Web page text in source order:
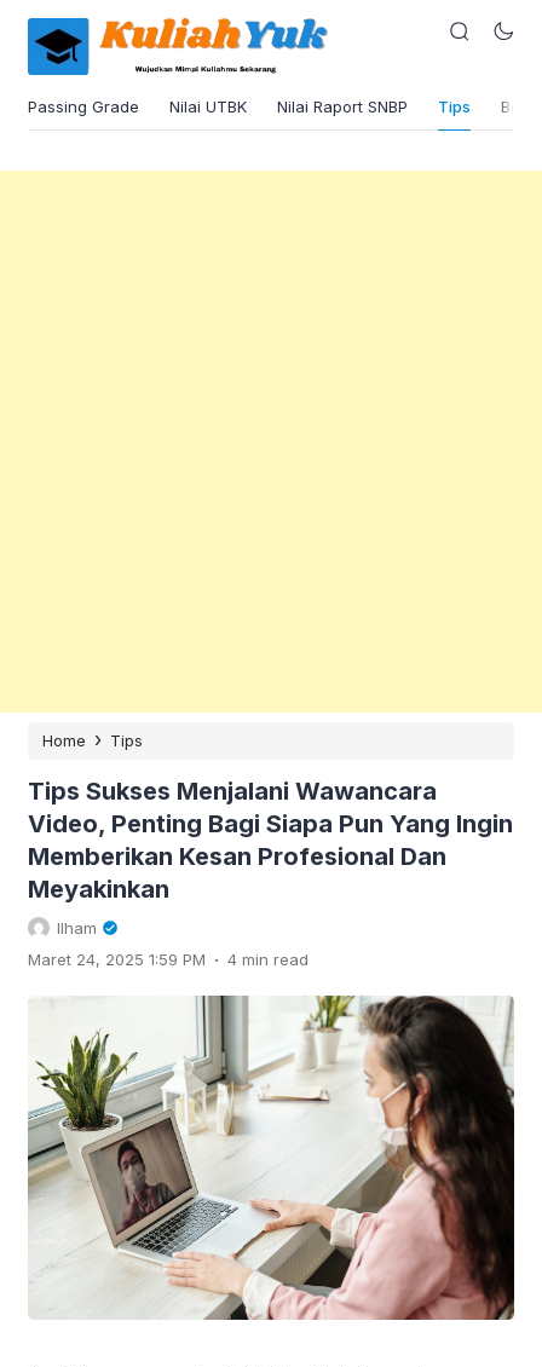
Passing Grade Nilai UTBK Nilai Raport SNBP Tips
Home › Tips
Tips Sukses Menjalani Wawancara
Video, Penting Bagi Siapa Pun Yang Ingin
Memberikan Kesan Profesional Dan
Meyakinkan
Ilham
Maret 24, 2025 1:59 PM . 4 min read